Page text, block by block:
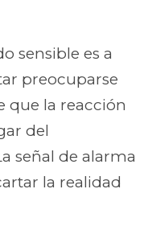
sensible es a
preocuparse
que la reacción
del
señal de alarma
la realidad